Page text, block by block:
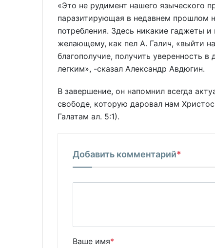
«Это не рудимент нашего языческого
паразитирующая в недавнем прошлом
потребления. Здесь никакие гаджеты
желающему, как пел А. Галич, «выйти
благополучие, получить уверенность
легким», -сказал Александр Авдюгин.
В завершение, он напомнил всегда
свободе, которую даровал нам
Галатам ал. 5:1).
Добавить комментарий*
Ваше имя*